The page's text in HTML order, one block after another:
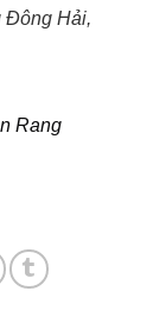
Đông Hải,
Rang